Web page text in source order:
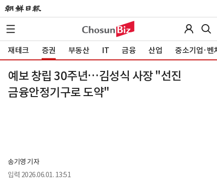
재테크 증권 부동산 IT 금융 산업 중소기업·벤
예보 창립 30주년…김성식 사장 "선진
금융안정기구로 도약"
송기영 기자
입력 2026.06.01. 13:51